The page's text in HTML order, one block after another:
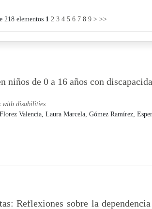
218 elementos 1 2 3 4 5 6 7 8 9 > >>
niños de 0 a 16 años con
with disabilities
Florez Valencia, Laura Marcela, Gómez Ramírez,
Reflexiones sobre la